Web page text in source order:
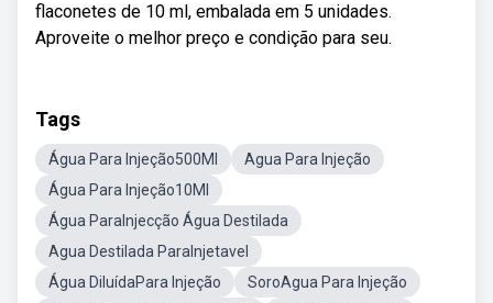
flaconetes de 10 ml, embalada em 5 unidades.
Aproveite o melhor preço e condição para seu.
Tags
Água Para Injeção500Ml
Agua Para Injeção
Água Para Injeção10Ml
Água ParaInjecção Água Destilada
Agua Destilada ParaInjetavel
Água DiluídaPara Injeção
SoroAgua Para Injeção